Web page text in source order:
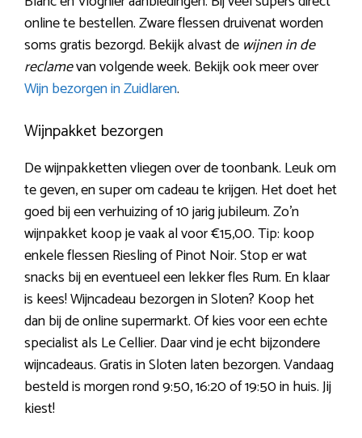
online te bestellen. Zware flessen druivenat worden
soms gratis bezorgd. Bekijk alvast de wijnen in de
reclamevan volgende week. Bekijk ook meer over
Wijn bezorgen in Zuidlaren.
Wijnpakket bezorgen
De wijnpakketten vliegen over de toonbank. Leuk om
te geven, en super om cadeau te krijgen. Het doet het
goed bij een verhuizing of 10 jarig jubileum. Zo’n
wijnpakket koop je vaak al voor €15,00. Tip: koop
enkele flessen Riesling of Pinot Noir. Stop er wat
snacks bij en eventueel een lekker fles Rum. En klaar
is kees! Wijncadeau bezorgen in Sloten? Koop het
dan bij de online supermarkt. Of kies voor een echte
specialist als Le Cellier. Daar vind je echt bijzondere
wijncadeaus. Gratis in Sloten laten bezorgen. Vandaag
besteld is morgen rond 9:50, 16:20 of 19:50 in huis. Jij
kiest!